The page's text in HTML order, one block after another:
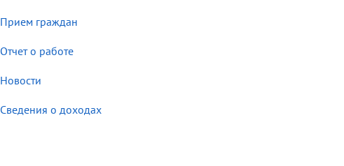
Прием граждан
Отчет о работе
Новости
Сведения о доходах